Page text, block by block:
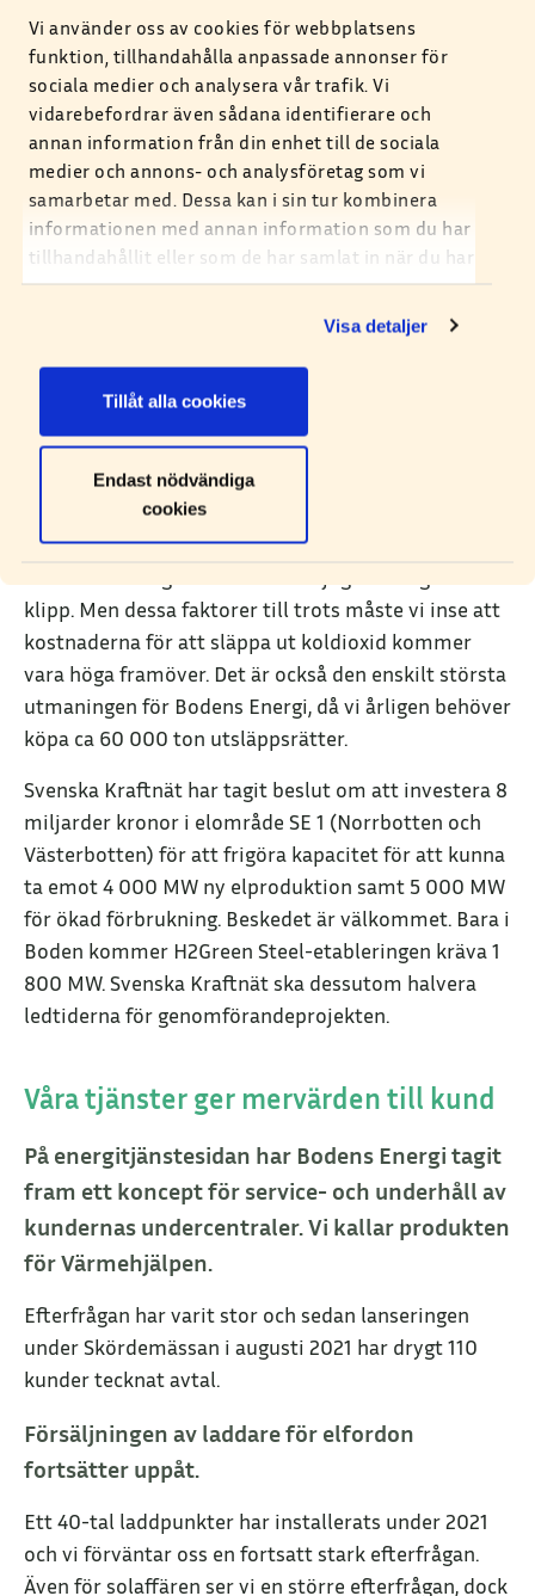
Vi använder oss av cookies för webbplatsens
funktion, tillhandahålla anpassade annonser för
sociala medier och analysera vår trafik. Vi
vidarebefordrar även sådana identifierare och
annan information från din enhet till de sociala
medier och annons- och analysföretag som vi
samarbetar med. Dessa kan i sin tur kombinera
informationen med annan information som du har
tillhandahållit eller som de har samlat in när du har
använt deras tjänster. Du kan själv ställa in vilka
cookies du tillåter att vi sparar under och efter ditt
Visa detaljer
Tillåt alla cookies
Endast nödvändiga
cookies
Omvärldens påverkar
Priset på EU/ETS utsläppsrätter har ökat 150
procent under 2021 och förutspås fortsätta
öka de kommande åren. Prisökningarna har
påverkats av den geopolitiska instabiliteten i
efterföljande sanktioner och därmed hot om
till Västeuropa.
Utöver det har marknaden varit föremål för
spekulativa affärer från hedgefonder som sett
klipp. Men dessa faktorer till trots måste vi inse att
kostnaderna för att släppa ut koldioxid kommer
vara höga framöver. Det är också den enskilt största
utmaningen för Bodens Energi, då vi årligen behöver
köpa ca 60 000 ton utsläppsrätter.
Svenska Kraftnät har tagit beslut om att investera 8
miljarder kronor i elområde SE 1 (Norrbotten och
Västerbotten) för att frigöra kapacitet för att kunna
ta emot 4 000 MW ny elproduktion samt 5 000 MW
för ökad förbrukning. Beskedet är välkommet. Bara i
Boden kommer H2Green Steel-etableringen kräva 1
800 MW. Svenska Kraftnät ska dessutom halvera
ledtiderna för genomförandeprojekten.
Våra tjänster ger mervärden till kund
På energitjänstesidan har Bodens Energi tagit
fram ett koncept för service- och underhåll av
kundernas undercentraler. Vi kallar produkten
för Värmehjälpen.
Efterfrågan har varit stor och sedan lanseringen
under Skördemässan i augusti 2021 har drygt 110
kunder tecknat avtal.
Försäljningen av laddare för elfordon
fortsätter uppåt.
Ett 40-tal laddpunkter har installerats under 2021
och vi förväntar oss en fortsatt stark efterfrågan.
Även för solaffären ser vi en större efterfrågan, dock